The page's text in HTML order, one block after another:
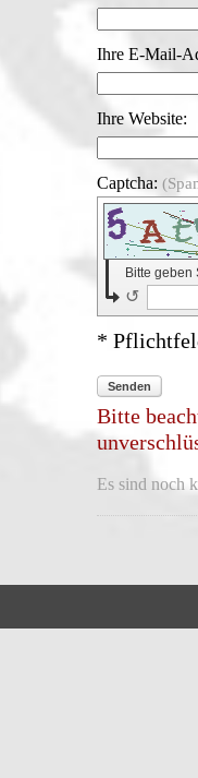
Ihre E-Mail-
Ihre Website:
Captcha:
Bitte geben
↺
*
Senden
Bitte
Es sind noch